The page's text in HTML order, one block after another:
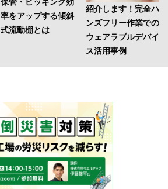
保管・ピッキング効
率をアップする傾斜
式流動棚とは
紹介します！完全ハ
ンズフリー作業での
ウェアラブルデバイ
ス活用事例